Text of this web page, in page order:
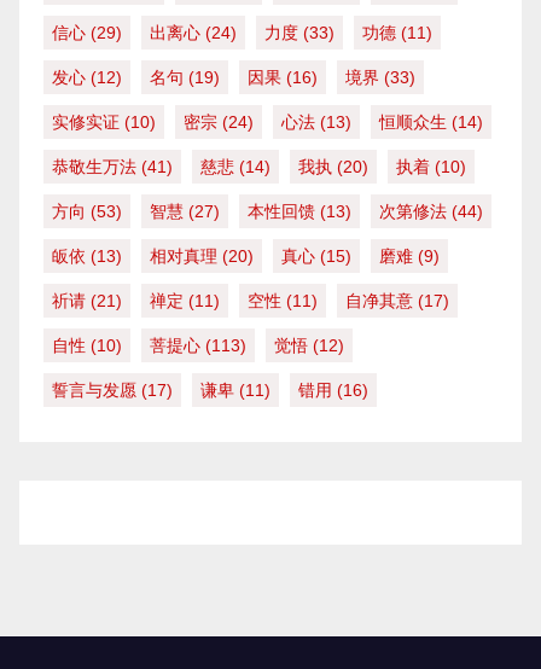
信心 (29) 出离心 (24) 力度 (33) 功德 (11)
发心 (12) 名句 (19) 因果 (16) 境界 (33)
实修实证 (10) 密宗 (24) 心法 (13) 恒顺众生 (14)
恭敬生万法 (41) 慈悲 (14) 我执 (20) 执着 (10)
方向 (53) 智慧 (27) 本性回馈 (13) 次第修法 (44)
皈依 (13) 相对真理 (20) 真心 (15) 磨难 (9)
祈请 (21) 禅定 (11) 空性 (11) 自净其意 (17)
自性 (10) 菩提心 (113) 觉悟 (12)
誓言与发愿 (17) 谦卑 (11) 错用 (16)